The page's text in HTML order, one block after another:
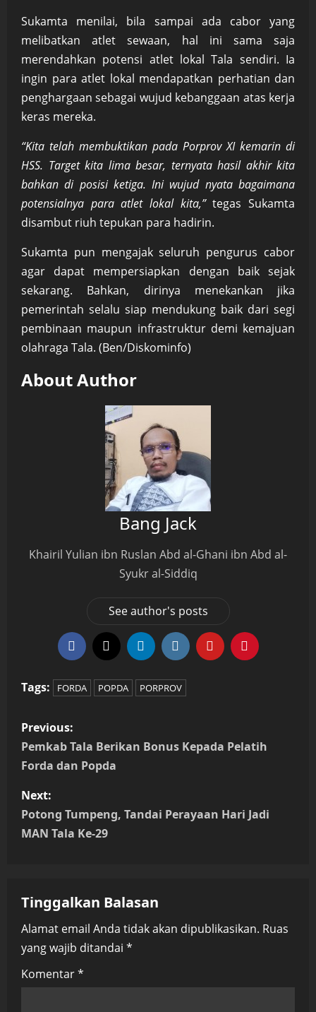
Sukamta menilai, bila sampai ada cabor yang
melibatkan atlet sewaan, hal ini sama saja
merendahkan potensi atlet lokal Tala sendiri. Ia
ingin para atlet lokal mendapatkan perhatian dan
penghargaan sebagai wujud kebanggaan atas kerja
keras mereka.
“Kita telah membuktikan pada Porprov XI kemarin di
HSS. Target kita lima besar, ternyata hasil akhir kita
bahkan di posisi ketiga. Ini wujud nyata bagaimana
potensialnya para atlet lokal kita,”tegas Sukamta
disambut riuh tepukan para hadirin.
Sukamta pun mengajak seluruh pengurus cabor
agar dapat mempersiapkan dengan baik sejak
sekarang. Bahkan, dirinya menekankan jika
pemerintah selalu siap mendukung baik dari segi
pembinaan maupun infrastruktur demi kemajuan
olahraga Tala. (Ben/Diskominfo)
About Author
Bang Jack
Khairil Yulian ibn Ruslan Abd al-Ghani ibn Abd al-
Syukr al-Siddiq
See author's posts
Tags: FORDA POPDA PORPROV
P
o
t
n
v
i
g
a
Previous:
Pemkab Tala Berikan Bonus Kepada Pelatih
Forda dan Popda
Next:
Potong Tumpeng, Tandai Perayaan Hari Jadi
MAN Tala Ke-29
Tinggalkan Balasan
Alamat email Anda tidak akan dipublikasikan. Ruas
yang wajib ditandai *
Komentar*